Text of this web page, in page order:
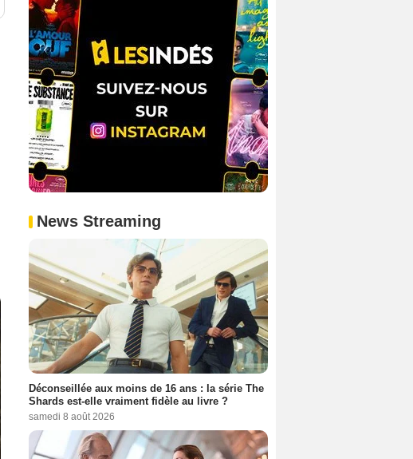
News Streaming
Déconseillée aux moins de 16 ans : la série The
Shards est-elle vraiment fidèle au livre ?
samedi 8 août 2026